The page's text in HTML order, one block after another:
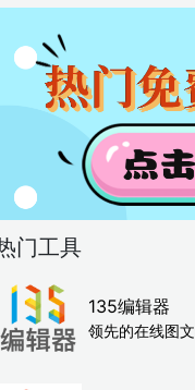
门工具
135编辑器
领先的在线图